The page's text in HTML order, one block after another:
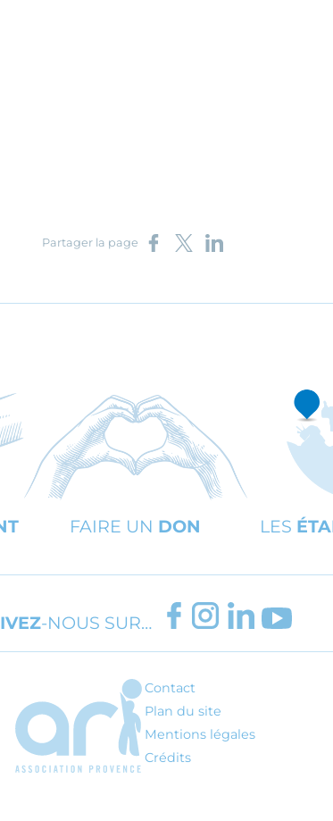
Partager la page Partager sur Facebook
Partager sur X
Partager sur LinkedIn
FAIRE UN DON LES
-NOUS SUR…
FACEBOOK
INSTAGRAM
LINKEDIN
ARI - Association régionale pour
Contact
Plan du site
Mentions légales
Crédits